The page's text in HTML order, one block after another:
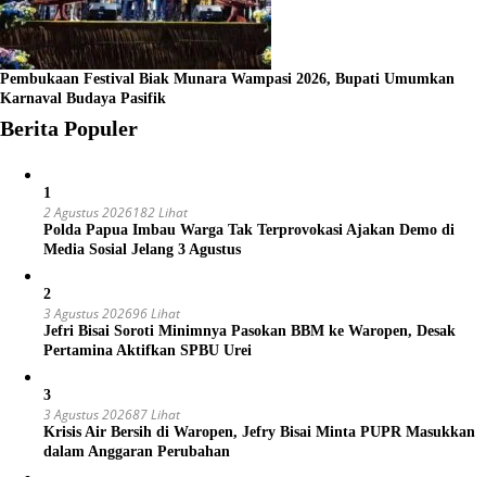
Pembukaan Festival Biak Munara Wampasi 2026, Bupati Umumkan
Karnaval Budaya Pasifik
Berita Populer
1
2 Agustus 2026182 Lihat
Polda Papua Imbau Warga Tak Terprovokasi Ajakan Demo di
Media Sosial Jelang 3 Agustus
2
3 Agustus 202696 Lihat
Jefri Bisai Soroti Minimnya Pasokan BBM ke Waropen, Desak
Pertamina Aktifkan SPBU Urei
3
3 Agustus 202687 Lihat
Krisis Air Bersih di Waropen, Jefry Bisai Minta PUPR Masukkan
dalam Anggaran Perubahan